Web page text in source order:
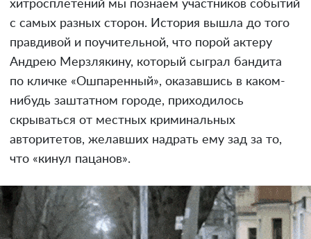
хитросплетений мы познаем участников событий
с самых разных сторон. История вышла до того
правдивой и поучительной, что порой актеру
Андрею Мерзлякину, который сыграл бандита
по кличке «Ошпаренный», оказавшись в каком-
нибудь заштатном городе, приходилось
скрываться от местных криминальных
авторитетов, желавших надрать ему зад за то,
что «кинул пацанов».